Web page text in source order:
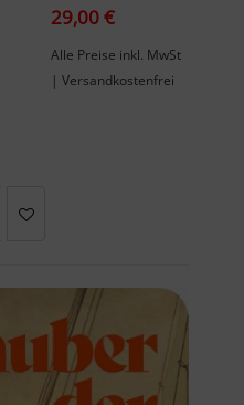
29,00 €
Alle Preise inkl. MwSt
| Versandkostenfrei